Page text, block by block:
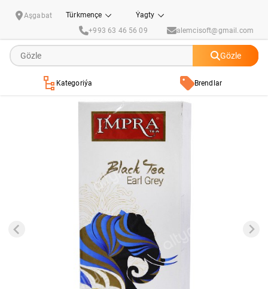
Aşgabat Türkmençe
Ýagty
+993 63 46 56 09
alemcisoft@gmail.com
Gözle
Kategoriýa Brendlar